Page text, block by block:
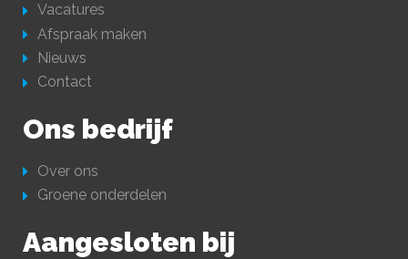
Vacatures
Afspraak maken
Nieuws
Contact
Ons bedrijf
Over ons
Groene onderdelen
Aangesloten bij